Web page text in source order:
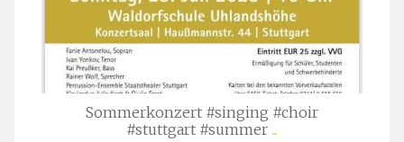
Sommerkonzert #singing #choir
#stuttgart #summer ...